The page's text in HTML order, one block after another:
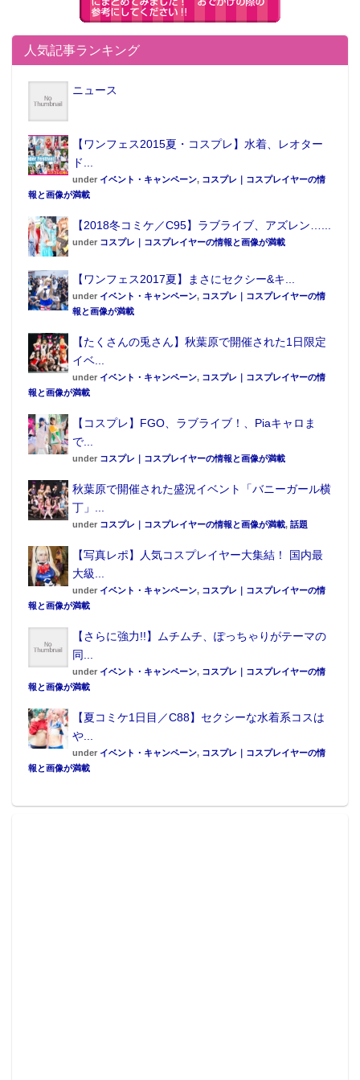
人気記事ランキング
ニュース
【ワンフェス2015夏・コスプレ】水着、レオター
ド...
under イベント・キャンペーン, コスプレ｜コスプレイヤーの情
報と画像が満載
【2018冬コミケ／C95】ラブライブ、アズレン…...
under コスプレ｜コスプレイヤーの情報と画像が満載
【ワンフェス2017夏】まさにセクシー&キ...
under イベント・キャンペーン, コスプレ｜コスプレイヤーの情
報と画像が満載
【たくさんの兎さん】秋葉原で開催された1日限定
イベ...
under イベント・キャンペーン, コスプレ｜コスプレイヤーの情
報と画像が満載
【コスプレ】FGO、ラブライブ！、Piaキャロま
で...
under コスプレ｜コスプレイヤーの情報と画像が満載
秋葉原で開催された盛況イベント「バニーガール横
丁」...
under コスプレ｜コスプレイヤーの情報と画像が満載, 話題
【写真レポ】人気コスプレイヤー大集結！ 国内最
大級...
under イベント・キャンペーン, コスプレ｜コスプレイヤーの情
報と画像が満載
【さらに強力!!】ムチムチ、ぽっちゃりがテーマの
同...
under イベント・キャンペーン, コスプレ｜コスプレイヤーの情
報と画像が満載
【夏コミケ1日目／C88】セクシーな水着系コスは
や...
under イベント・キャンペーン, コスプレ｜コスプレイヤーの情
報と画像が満載